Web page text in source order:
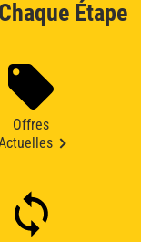
Étape
Offres